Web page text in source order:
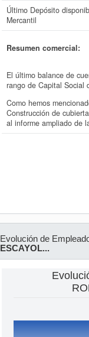
Último Depósito
Mercantil
Resumen comercial:
El último balance de
rango de Capital Social
Como hemos
Construcción de
al informe ampliado de
Evolución de
ESCAYOL...